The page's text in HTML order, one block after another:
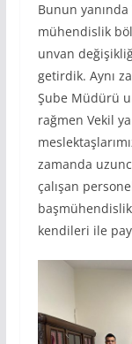
Bunun
mühendislik
unvan
getirdik. Aynı
Şube Müdürü
rağmen Vekil
zamanda
çalışan
başmühendislik
kendileri ile